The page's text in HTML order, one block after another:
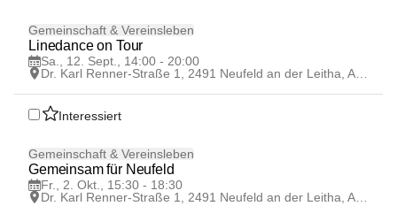
12
SEP
Gemeinschaft & Vereinsleben
Linedance on Tour
Sa., 12. Sept., 14:00 - 20:00
Interessiert
2
OKT
Gemeinschaft & Vereinsleben
Gemeinsam für Neufeld
Fr., 2. Okt., 15:30 - 18:30